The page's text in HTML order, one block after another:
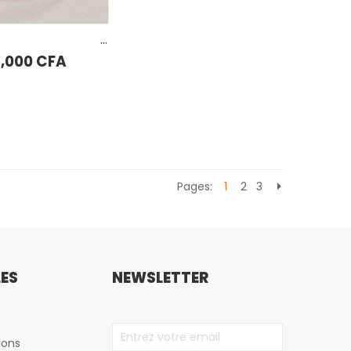
Assiette de service Karaca X Müge Anlı 27 cm Or
CFA
Pages: 1 2 3
NEWSLETTER